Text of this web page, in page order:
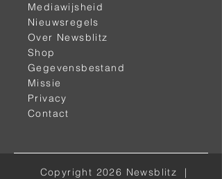
Alle kanalen
Mediawijsheid
Nieuwsregels
Over Newsblitz
Shop
Gegevensbestand
Missie
Privacy
Contact
Copyright 2026 Newsblitz |